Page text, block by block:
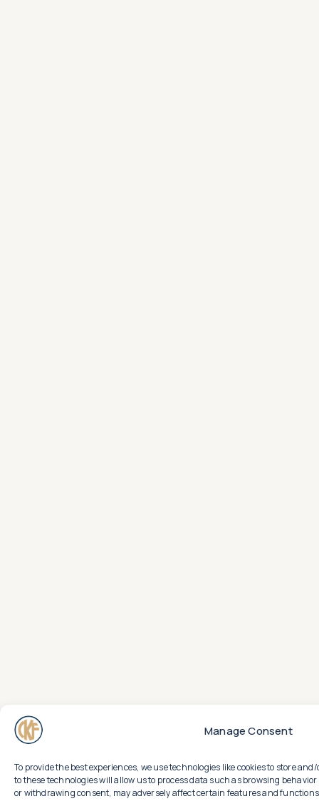
Manage Consent
To provide the best experiences, we use technologies like cookies to store
to these technologies will allow us to process data such as browsing
or withdrawing consent, may adversely affect certain features and